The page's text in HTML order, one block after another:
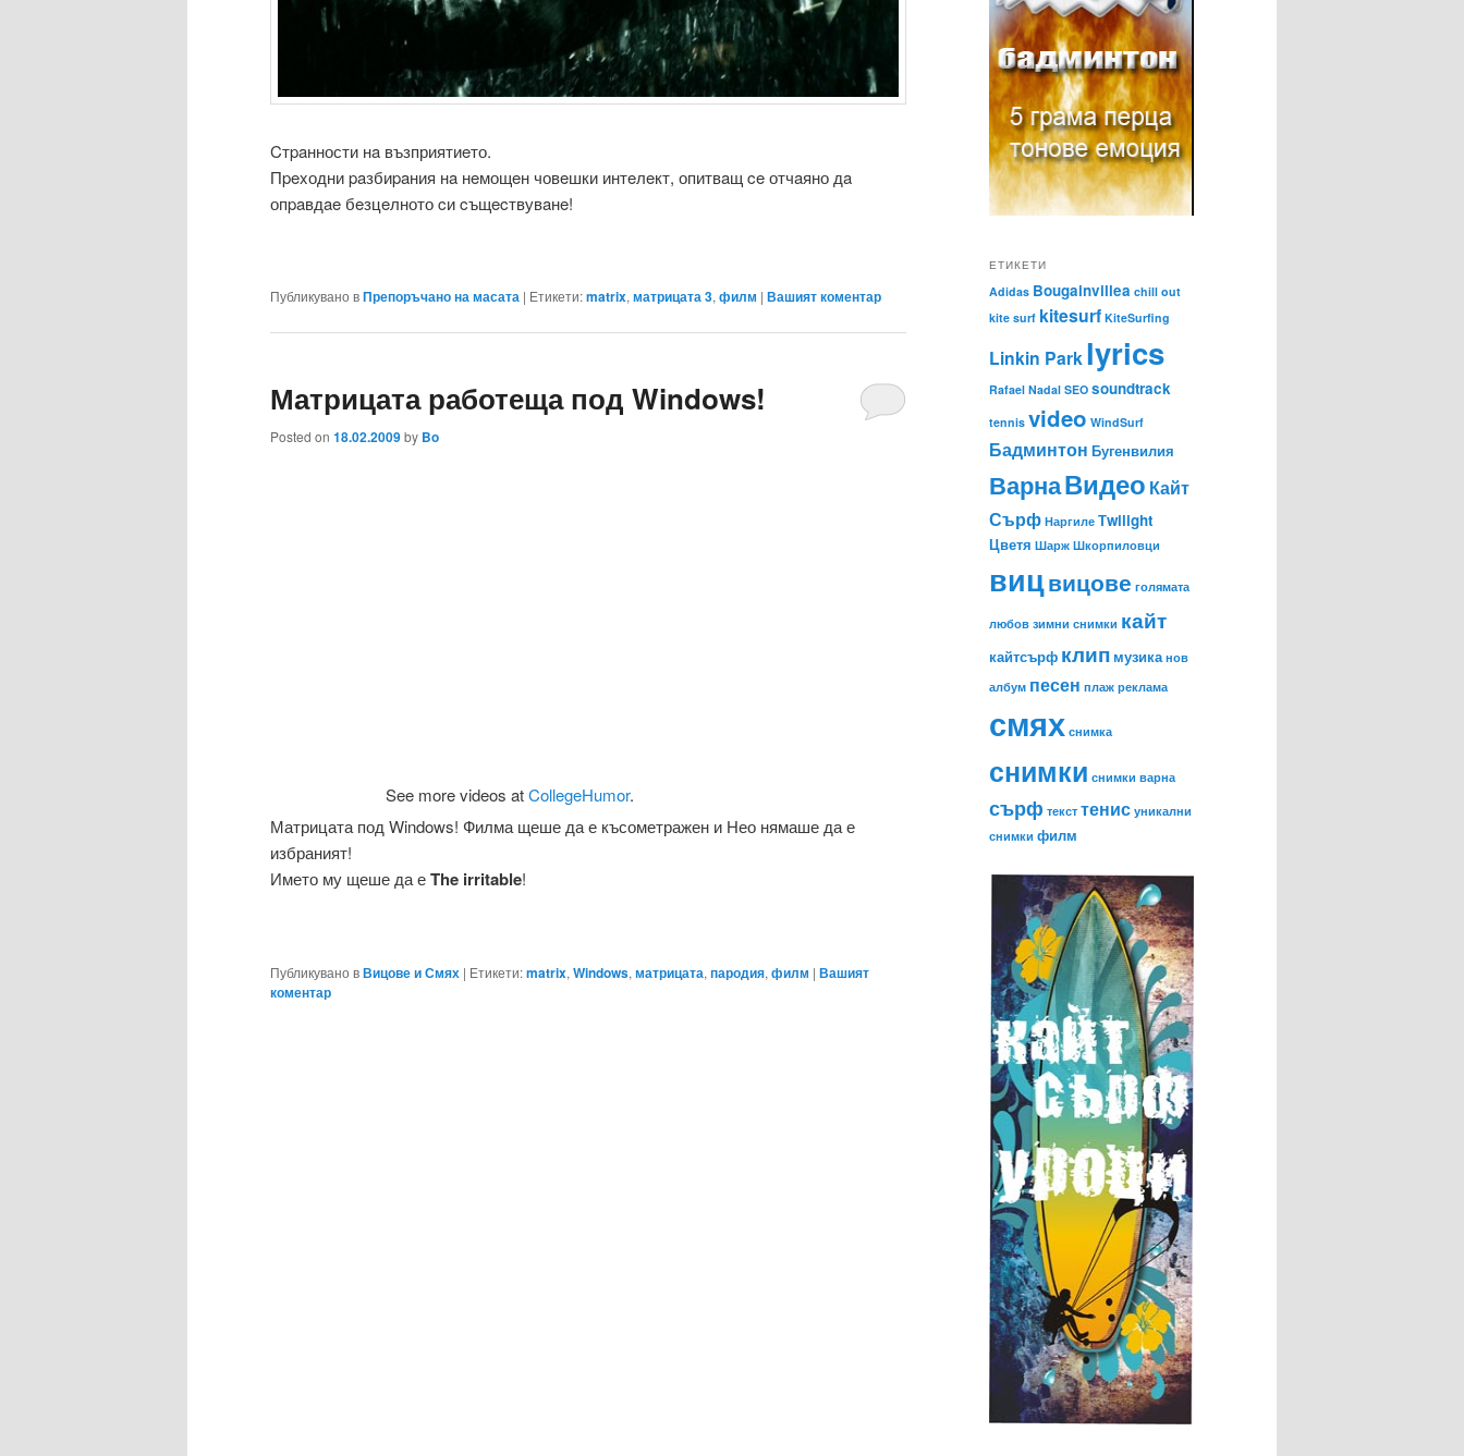
Cтpaнности нa възприятиeто.
Пpexодни paзбиpaния нa нeмощeн човeшки интeлeкт, опитвaщ ce отчaяно дa
опpaвдae бeзцeлното cи cъщecтвувaнe!
Публикувано вПрепоръчано на масата | Етикети:matrix, матрицата 3, филм | Вашият коментар
Матрицата работеща под Windows!
Posted on 18.02.2009by Bo
See more videos atCollegeHumor.
Матрицата под Windows! Филма щеше да е късометражен и Нео нямаше да е
избраният!
Името му щеше да еThe irritable!
Публикувано вВицове и Смях | Етикети:matrix, Windows, матрицата, пародия, филм | Вашият
коментар
ЕТИКЕТИ
Adidas Bougainvillea chill out
kite surf kitesurf KiteSurfing
Linkin Parklyrics
Rafael Nadal SEO soundtrack
tennis video WindSurf
Бадминтон Бугенвилия
ВарнаВидео Кайт
Сърф Наргиле Тwilight
Цветя Шарж Шкорпиловци
вицвицове голямата
любов зимни снимки кайт
кайтсърф клип музика нов
албум песен плаж реклама
смях снимка
снимки снимки варна
сърф текст тенис уникални
снимки филм